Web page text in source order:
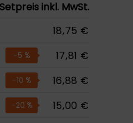
Setpreis inkl. MwSt.
18,75 €
-5 % 17,81 €
-10 % 16,88 €
-20 % 15,00 €